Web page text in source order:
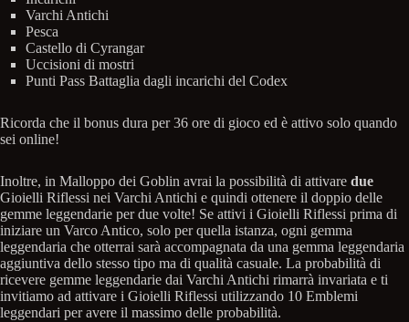
Varchi Antichi
Pesca
Castello di Cyrangar
Uccisioni di mostri
Punti Pass Battaglia dagli incarichi del Codex
Ricorda che il bonus dura per 36 ore di gioco ed è attivo solo quando
sei online!
Inoltre, in Malloppo dei Goblin avrai la possibilità di attivare due
Gioielli Riflessi nei Varchi Antichi e quindi ottenere il doppio delle
gemme leggendarie per due volte! Se attivi i Gioielli Riflessi prima di
iniziare un Varco Antico, solo per quella istanza, ogni gemma
leggendaria che otterrai sarà accompagnata da una gemma leggendaria
aggiuntiva dello stesso tipo ma di qualità casuale. La probabilità di
ricevere gemme leggendarie dai Varchi Antichi rimarrà invariata e ti
invitiamo ad attivare i Gioielli Riflessi utilizzando 10 Emblemi
leggendari per avere il massimo delle probabilità.